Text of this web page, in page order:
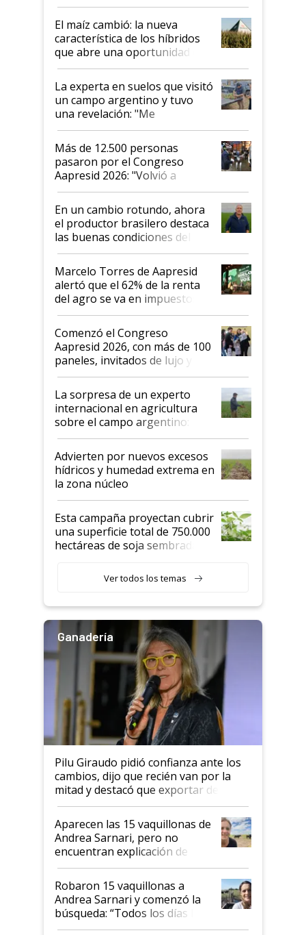
posibilidades de crecimiento son
infinitas"
El maíz cambió: la nueva
característica de los híbridos
que abre una oportunidad en
el lote
La experta en suelos que visitó
un campo argentino y tuvo
una revelación: "Me
impresionó mucho"
Más de 12.500 personas
pasaron por el Congreso
Aapresid 2026: "Volvió a
demostrar que hablar del
suelo es hablar de todo el
sistema productivo"
En un cambio rotundo, ahora
el productor brasilero destaca
las buenas condiciones del
agro argentino para invertir:
"Los veo más motivados"
Marcelo Torres de Aapresid
alertó que el 62% de la renta
del agro se va en impuestos:
"No es bueno que en
Argentina se sigan discutiendo
las mismas cosas de hace 50
años"
Comenzó el Congreso
Aapresid 2026, con más de 100
paneles, invitados de lujo y
todas las tendencias
La sorpresa de un experto
internacional en agricultura
sobre el campo argentino:
"Estoy muy impresionado"
Advierten por nuevos excesos
hídricos y humedad extrema en
la zona núcleo
Esta campaña proyectan cubrir
una superficie total de 750.000
hectáreas de soja sembradas
variedades que marcan un
salto tecnológico en genética y
Ver todos los temas
Ganadería
Pilu Giraudo pidió confianza ante los
cambios, dijo que recién van por la
mitad y destacó que exportar dejó de
ser "para unos pocos": "Tenemos un
mandato muy claro del gobierno
nacional"
Aparecen las 15 vaquillonas de
Andrea Sarnari, pero no
encuentran explicación de
cómo llegaron allí
Robaron 15 vaquillonas a
Andrea Sarnari y comenzó la
búsqueda: “Todos los días le
toca a algún productor”